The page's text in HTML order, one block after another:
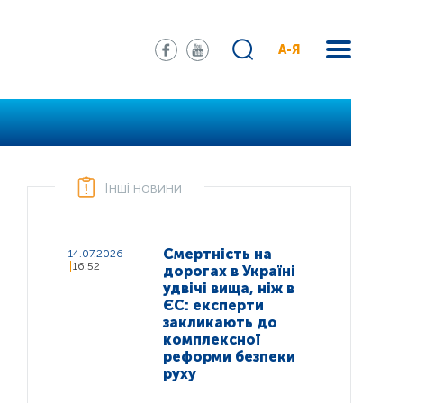
А-Я
Інші новини
14.07.2026
16:52
Смертність на
дорогах в Україні
удвічі вища, ніж в
ЄС: експерти
закликають до
комплексної
реформи безпеки
руху